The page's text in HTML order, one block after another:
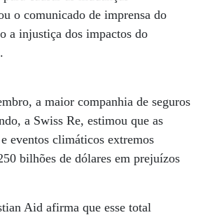
o comunicado de imprensa do
a injustiça dos impactos do
a maior companhia de seguros
a Swiss Re, estimou que as
eventos climáticos extremos
bilhões de dólares em prejuízos
Aid afirma que esse total